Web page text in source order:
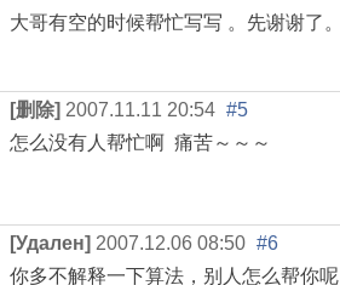
大哥有空的时候帮忙写写 。先谢谢了。
[删除] 2007.11.11 20:54 #5
怎么没有人帮忙啊 痛苦～～～
[Удален] 2007.12.06 08:50 #6
你多不解释一下算法，别人怎么帮你呢